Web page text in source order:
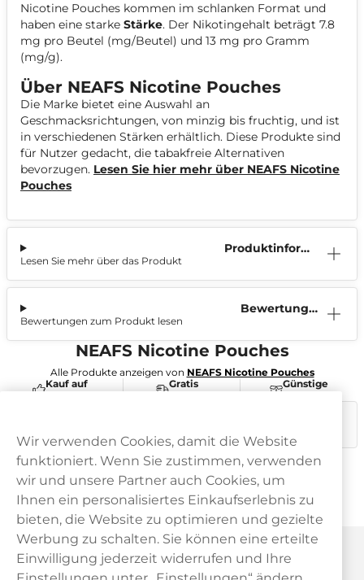
Nicotine Pouches kommen im schlanken Format und
haben eine starke Stärke. Der Nikotingehalt beträgt 7.8
mg pro Beutel (mg/Beutel) und 13 mg pro Gramm
(mg/g).
Über NEAFS Nicotine Pouches
Die Marke bietet eine Auswahl an
Geschmacksrichtungen, von minzig bis fruchtig, und ist
in verschiedenen Stärken erhältlich. Diese Produkte sind
für Nutzer gedacht, die tabakfreie Alternativen
bevorzugen. Lesen Sie hier mehr über NEAFS Nicotine
Pouches
Produktinform
Lesen Sie mehr über das Produkt
Bewertunge
Bewertungen zum Produkt lesen
NEAFS Nicotine Pouches
Alle Produkte anzeigen von NEAFS Nicotine Pouches
Kauf auf
Rechnung
Gratis
Versand
Günstige
Preise
Haypp Österreich
Wir verwenden Cookies, damit die Website
funktioniert. Wenn Sie zustimmen, verwenden
wir und unsere Partner auch Cookies, um
Ihnen ein personalisiertes Einkaufserlebnis zu
bieten, die Website zu optimieren und gezielte
Werbung zu schalten. Sie können eine erteilte
Einwilligung jederzeit widerrufen und Ihre